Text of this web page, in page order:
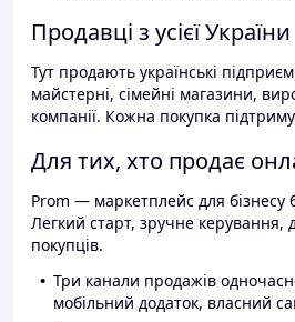
Продавці з усієї України
Тут продають українські
майстерні, сімейні магазини,
компанії. Кожна покупка
Для тих, хто продає
Prom — маркетплейс для бізнесу
Легкий старт, зручне керування,
покупців.
Три канали продажів
мобільний додаток, власний